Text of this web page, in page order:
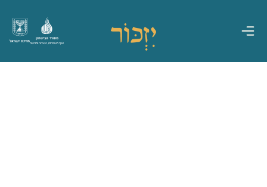
מדינת ישראל
משרד הביטחון
אגף משפחות, הנצחה ומורשת